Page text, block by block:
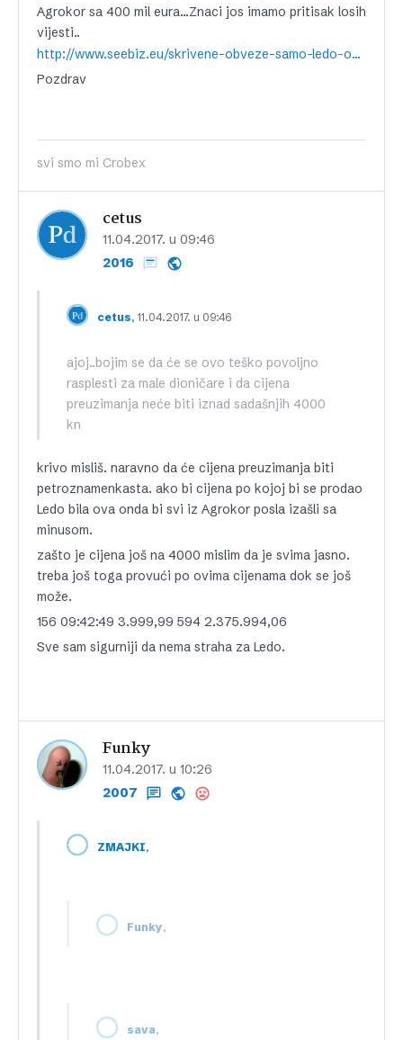
Agrokor sa 400 mil eura…Znaci jos imamo pritisak losih
vijesti..
http://www.seebiz.eu/skrivene-obveze-samo-ledo-opterecen-jamstvima-teskim-25-milijarde-kuna/ar-154018/
Pozdrav
svi smo mi Crobex
cetus
11.04.2017. u 09:46
2016
cetus, 11.04.2017. u 09:46
ajoj..bojim se da će se ovo teško povoljno
rasplesti za male dioničare i da cijena
preuzimanja neće biti iznad sadašnjih 4000
kn
krivo misliš. naravno da će cijena preuzimanja biti
petroznamenkasta. ako bi cijena po kojoj bi se prodao
Ledo bila ova onda bi svi iz Agrokor posla izašli sa
minusom.
zašto je cijena još na 4000 mislim da je svima jasno.
treba još toga provući po ovima cijenama dok se još
može.
156 09:42:49 3.999,99 594 2.375.994,06
Sve sam sigurniji da nema straha za Ledo.
Funky
11.04.2017. u 10:26
2007
ZMAJKI,
Funky,
sava,